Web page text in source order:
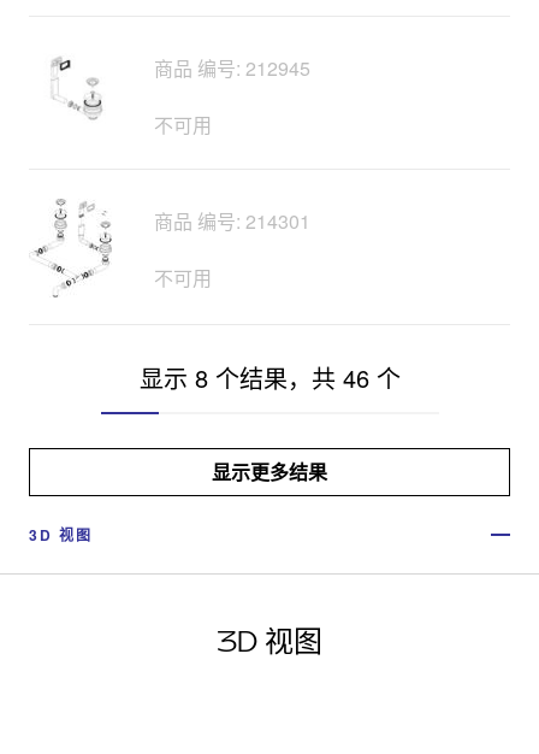
商品 编号: 212945
不可用
商品 编号: 214301
不可用
显示 8 个结果，共 46 个
显示更多结果
3D 视图
3D 视图